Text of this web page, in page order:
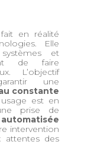
en réalité
Elle
et
de faire
L’objectif
une
constante
est en
prise de
automatisée
intervention
attentes des